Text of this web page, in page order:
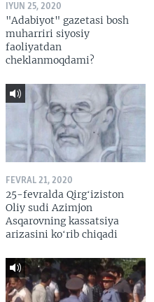
IYUN 25, 2020
"Adabiyot" gazetasi bosh
muharriri siyosiy
faoliyatdan
cheklanmoqdami?
FEVRAL 21, 2020
25-fevralda Qirgʻiziston
Oliy sudi Azimjon
Asqarovning kassatsiya
arizasini koʻrib chiqadi